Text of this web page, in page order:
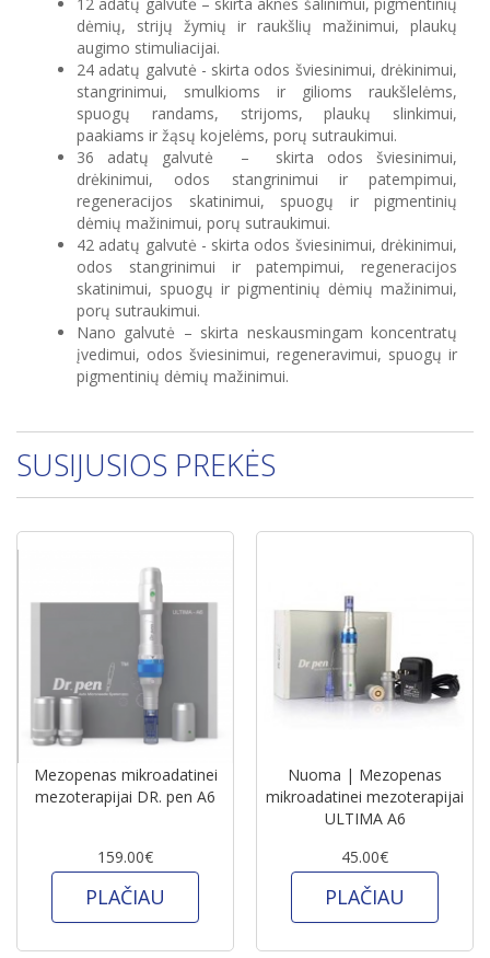
12 adatų galvutė – skirta aknės šalinimui, pigmentinių
dėmių, strijų žymių ir raukšlių mažinimui, plaukų
augimo stimuliacijai.
24 adatų galvutė - skirta odos šviesinimui, drėkinimui,
stangrinimui, smulkioms ir gilioms raukšlelėms,
spuogų randams, strijoms, plaukų slinkimui,
paakiams ir žąsų kojelėms, porų sutraukimui.
36 adatų galvutė – skirta odos šviesinimui,
drėkinimui, odos stangrinimui ir patempimui,
regeneracijos skatinimui, spuogų ir pigmentinių
dėmių mažinimui, porų sutraukimui.
42 adatų galvutė - skirta odos šviesinimui, drėkinimui,
odos stangrinimui ir patempimui, regeneracijos
skatinimui, spuogų ir pigmentinių dėmių mažinimui,
porų sutraukimui.
Nano galvutė – skirta neskausmingam koncentratų
įvedimui, odos šviesinimui, regeneravimui, spuogų ir
pigmentinių dėmių mažinimui.
SUSIJUSIOS PREKĖS
Mezopenas mikroadatinei
mezoterapijai DR. pen A6
159.00€
PLAČIAU
Nuoma | Mezopenas
mikroadatinei mezoterapijai
ULTIMA A6
45.00€
PLAČIAU